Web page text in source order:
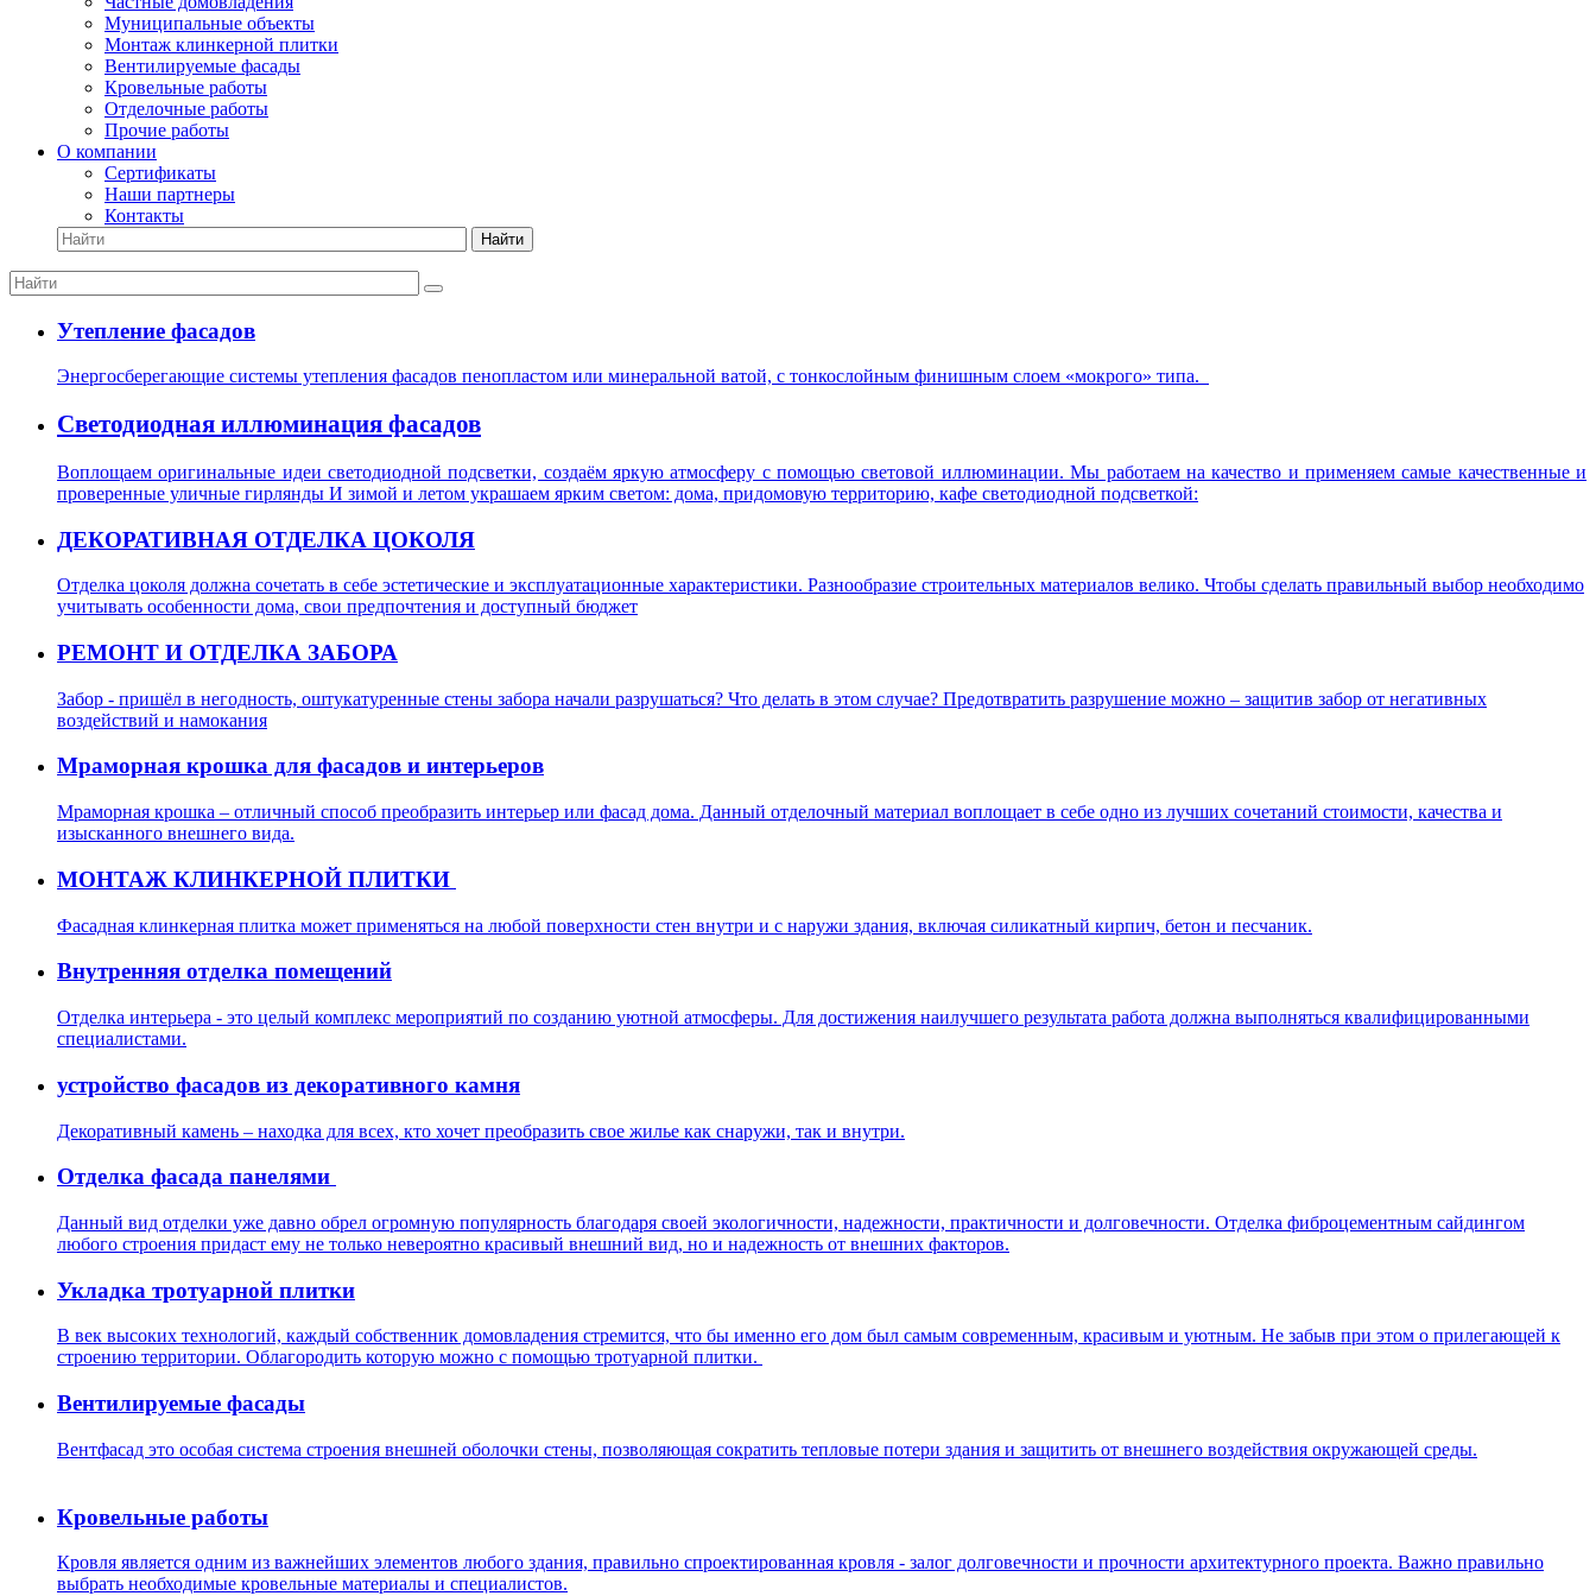
Муниципальные объекты
Монтаж клинкерной плитки
Вентилируемые фасады
Кровельные работы
Отделочные работы
Прочие работы
О компании
Сертификаты
Наши партнеры
Контакты
Найти
Утепление фасадов
Энергосберегающие системы утепления фасадов пенопластом или минеральной ватой, с тонкослойным финишным слоем «мокрого» типа.
Светодиодная иллюминация фасадов
Воплощаем оригинальные идеи светодиодной подсветки, создаём яркую атмосферу с помощью световой иллюминации. Мы работаем на качество и применяем самые качественные и
проверенные уличные гирлянды И зимой и летом украшаем ярким светом: дома, придомовую территорию, кафе светодиодной подсветкой:
ДЕКОРАТИВНАЯ ОТДЕЛКА ЦОКОЛЯ
Отделка цоколя должна сочетать в себе эстетические и эксплуатационные характеристики. Разнообразие строительных материалов велико. Чтобы сделать правильный выбор необходимо
учитывать особенности дома, свои предпочтения и доступный бюджет
РЕМОНТ И ОТДЕЛКА ЗАБОРА
Забор - пришёл в негодность, оштукатуренные стены забора начали разрушаться? Что делать в этом случае? Предотвратить разрушение можно – защитив забор от негативных
воздействий и намокания
Мраморная крошка для фасадов и интерьеров
Мраморная крошка – отличный способ преобразить интерьер или фасад дома. Данный отделочный материал воплощает в себе одно из лучших сочетаний стоимости, качества и
изысканного внешнего вида.
МОНТАЖ КЛИНКЕРНОЙ ПЛИТКИ
Фасадная клинкерная плитка может применяться на любой поверхности стен внутри и с наружи здания, включая силикатный кирпич, бетон и песчаник.
Внутренняя отделка помещений
Отделка интерьера - это целый комплекс мероприятий по созданию уютной атмосферы. Для достижения наилучшего результата работа должна выполняться квалифицированными
специалистами.
устройство фасадов из декоративного камня
Декоративный камень – находка для всех, кто хочет преобразить свое жилье как снаружи, так и внутри.
Отделка фасада панелями
Данный вид отделки уже давно обрел огромную популярность благодаря своей экологичности, надежности, практичности и долговечности. Отделка фиброцементным сайдингом
любого строения придаст ему не только невероятно красивый внешний вид, но и надежность от внешних факторов.
Укладка тротуарной плитки
В век высоких технологий, каждый собственник домовладения стремится, что бы именно его дом был самым современным, красивым и уютным. Не забыв при этом о прилегающей к
строению территории. Облагородить которую можно с помощью тротуарной плитки.
Вентилируемые фасады
Вентфасад это особая система строения внешней оболочки стены, позволяющая сократить тепловые потери здания и защитить от внешнего воздействия окружающей среды.
Кровельные работы
Кровля является одним из важнейших элементов любого здания, правильно спроектированная кровля - залог долговечности и прочности архитектурного проекта. Важно правильно
выбрать необходимые кровельные материалы и специалистов.